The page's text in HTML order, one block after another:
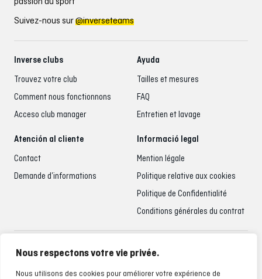
Nous respectons votre vie privée.
Nous utilisons des cookies pour améliorer votre expérience de
Suivez-nous sur@inverseteams
Inverse clubs
Trouvez votre club
Comment nous fonctionnons
Acceso club manager
Ayuda
Tailles et mesures
FAQ
Entretien et lavage
Atención al cliente
Contact
Demande d’informations
Informació legal
Mention légale
Politique relative aux cookies
Politique de Confidentialité
Conditions générales du contrat
Accueil du client